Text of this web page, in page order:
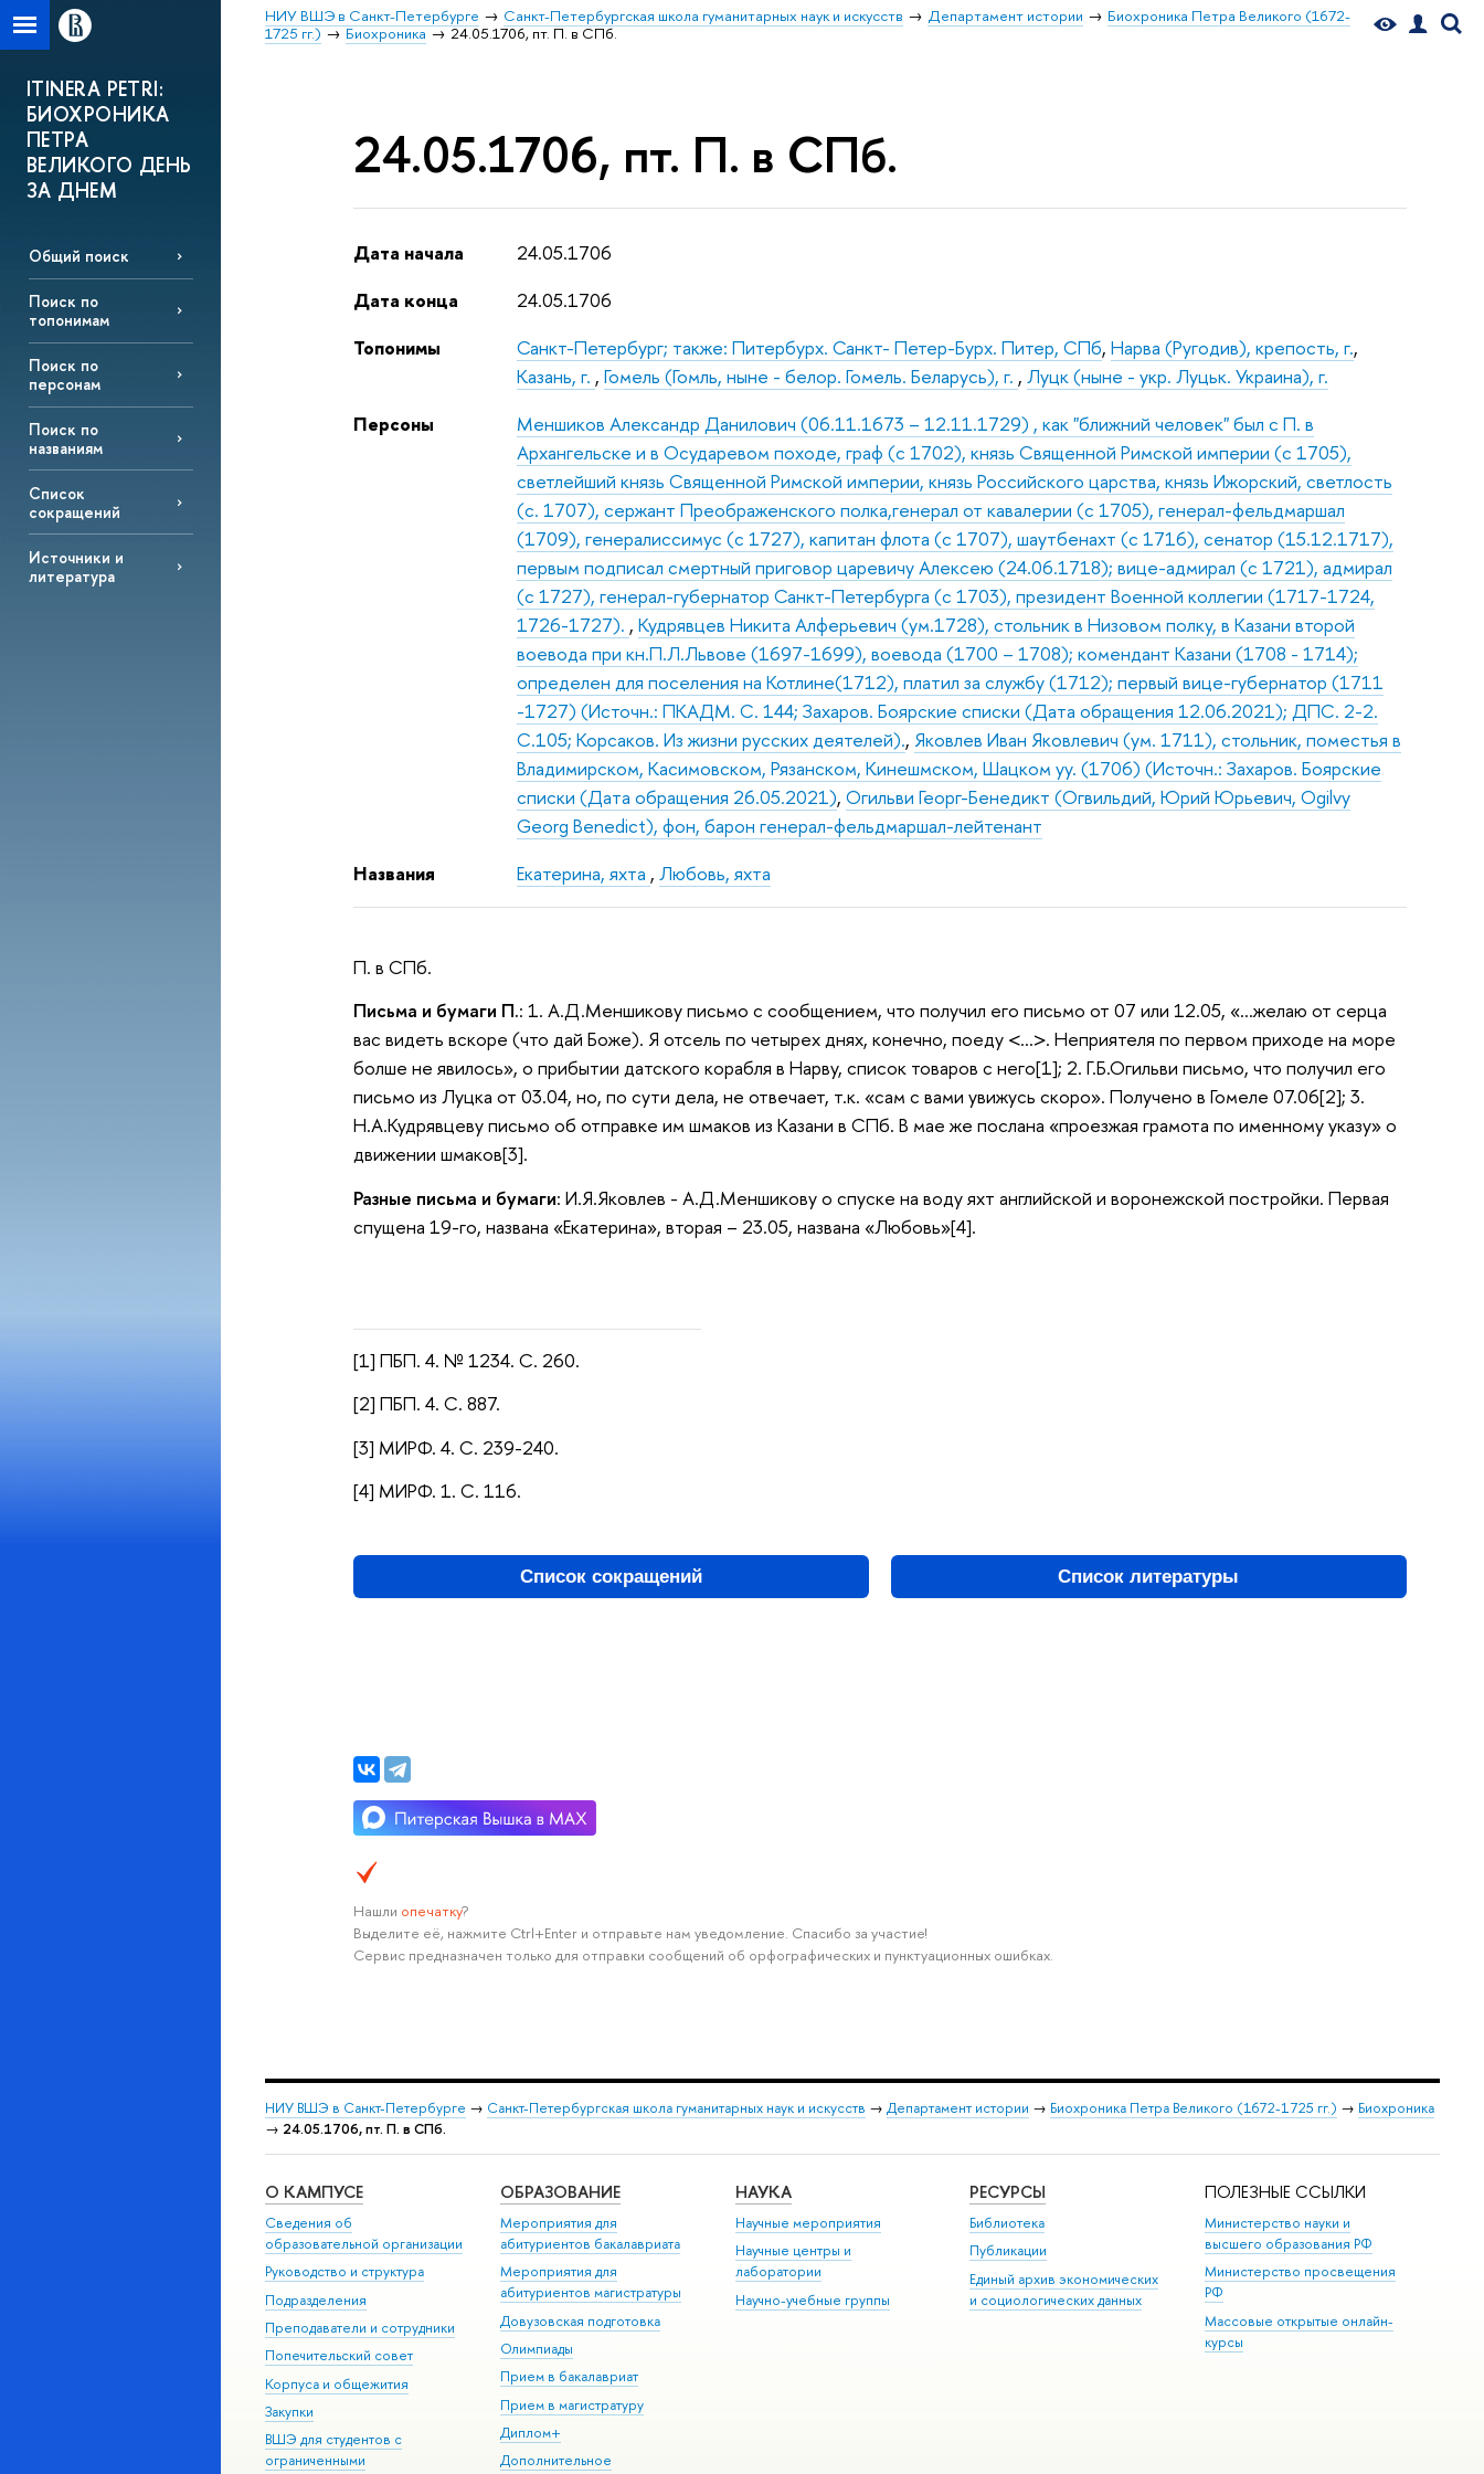
НИУ ВШЭ в Санкт-Петербурге Санкт-Петербургская школа гуманитарных наук и искусств Департамент истории
Биохроника Петра Великого (1672-
1725 гг.)
Биохроника 24.05.1706, пт. П. в СПб.
ITINERA PETRI:
БИОХРОНИКА
ПЕТРА
ВЕЛИКОГО ДЕНЬ
ЗА ДНЕМ
Общий поиск
Поиск по
топонимам
Поиск по
персонам
Поиск по
названиям
Список
сокращений
Источники и
литература
24.05.1706, пт. П. в СПб.
Дата начала
24.05.1706
Дата конца
24.05.1706
Топонимы
Санкт-Петербург; также: Питербурх. Санкт- Петер-Бурх. Питер, СПб,Нарва (Ругодив), крепость, г.,
Казань, г. ,Гомель (Гомль, ныне - белор. Гомель. Беларусь), г. ,Луцк (ныне - укр. Луцьк. Украина), г.
Персоны
Меншиков Александр Данилович (06.11.1673 – 12.11.1729) , как "ближний человек" был с П. в
Архангельске и в Осударевом походе, граф (с 1702), князь Священной Римской империи (с 1705),
светлейший князь Священной Римской империи, князь Российского царства, князь Ижорский, светлость
(с. 1707), сержант Преображенского полка,генерал от кавалерии (с 1705), генерал-фельдмаршал
(1709), генералиссимус (с 1727), капитан флота (с 1707), шаутбенахт (с 1716), сенатор (15.12.1717),
первым подписал смертный приговор царевичу Алексею (24.06.1718); вице-адмирал (с 1721), адмирал
(с 1727), генерал-губернатор Санкт-Петербурга (с 1703), президент Военной коллегии (1717-1724,
1726-1727). ,Кудрявцев Никита Алферьевич (ум.1728), стольник в Низовом полку, в Казани второй
воевода при кн.П.Л.Львове (1697-1699), воевода (1700 – 1708); комендант Казани (1708 - 1714);
определен для поселения на Котлине(1712), платил за службу (1712); первый вице-губернатор (1711
-1727) (Источн.: ПКАДМ. С. 144; Захаров. Боярские списки (Дата обращения 12.06.2021); ДПС. 2-2.
С.105; Корсаков. Из жизни русских деятелей)., Яковлев Иван Яковлевич (ум. 1711), стольник, поместья в
Владимирском, Касимовском, Рязанском, Кинешмском, Шацком уу. (1706) (Источн.: Захаров. Боярские
списки (Дата обращения 26.05.2021),Огильви Георг-Бенедикт (Огвильдий, Юрий Юрьевич, Ogilvy
Georg Benedict), фон, барон генерал-фельдмаршал-лейтенант
Названия
Екатерина, яхта ,Любовь, яхта
П. в СПб.
Письма и бумаги П.: 1. А.Д.Меншикову письмо с сообщением, что получил его письмо от 07 или 12.05, «…желаю от серца
вас видеть вскоре (что дай Боже). Я отсель по четырех днях, конечно, поеду <…>. Неприятеля по первом приходе на море
болше не явилось», о прибытии датского корабля в Нарву, список товаров с него[1]; 2. Г.Б.Огильви письмо, что получил его
письмо из Луцка от 03.04, но, по сути дела, не отвечает, т.к. «сам с вами увижусь скоро». Получено в Гомеле 07.06[2]; 3.
Н.А.Кудрявцеву письмо об отправке им шмаков из Казани в СПб. В мае же послана «проезжая грамота по именному указу» о
движении шмаков[3].
Разные письма и бумаги: И.Я.Яковлев - А.Д.Меншикову о спуске на воду яхт английской и воронежской постройки. Первая
спущена 19-го, названа «Екатерина», вторая – 23.05, названа «Любовь»[4].
[1] ПБП. 4. № 1234. С. 260.
[2] ПБП. 4. С. 887.
[3] МИРФ. 4. С. 239-240.
[4] МИРФ. 1. С. 116.
Список сокращений Список литературы
Нашли опечатку?
Выделите её, нажмите Ctrl+Enter и отправьте нам уведомление. Спасибо за участие!
Сервис предназначен только для отправки сообщений об орфографических и пунктуационных ошибках.
НИУ ВШЭ в Санкт-Петербурге → Санкт-Петербургская школа гуманитарных наук и искусств → Департамент истории → Биохроника Петра Великого (1672-1725 гг.) → Биохроника
→ 24.05.1706, пт. П. в СПб.
О КАМПУСЕ
Сведения об
образовательной организации
Руководство и структура
Подразделения
Преподаватели и сотрудники
Попечительский совет
Корпуса и общежития
Закупки
ВШЭ для студентов с
ограниченными
ОБРАЗОВАНИЕ
Мероприятия для
абитуриентов бакалавриата
Мероприятия для
абитуриентов магистратуры
Довузовская подготовка
Олимпиады
Прием в бакалавриат
Прием в магистратуру
Диплом+
Дополнительное
НАУКА
Научные мероприятия
Научные центры и
лаборатории
Научно-учебные группы
РЕСУРСЫ
Библиотека
Публикации
Единый архив экономических
и социологических данных
ПОЛЕЗНЫЕ ССЫЛКИ
Министерство науки и
высшего образования РФ
Министерство просвещения
РФ
Массовые открытые онлайн-
курсы